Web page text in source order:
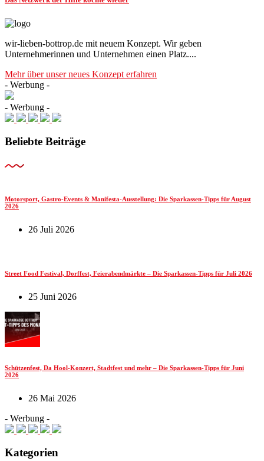
wir-lieben-bottrop.de mit neuem Konzept. Wir geben
Unternehmerinnen und Unternehmen einen Platz....
Mehr über unser neues Konzept erfahren
- Werbung -
- Werbung -
Beliebte Beiträge
Motorsport, Gastro-Events & Manifesta-Ausstellung: Die Sparkassen-Tipps für August
2026
26 Juli 2026
Street Food Festival, Dorffest, Feierabendmärkte – Die Sparkassen-Tipps für Juli 2026
25 Juni 2026
Schützenfest, Da Hool-Konzert, Stadtfest und mehr – Die Sparkassen-Tipps für Juni
2026
26 Mai 2026
- Werbung -
Kategorien